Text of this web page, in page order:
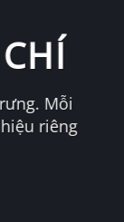
Mỗi
riêng